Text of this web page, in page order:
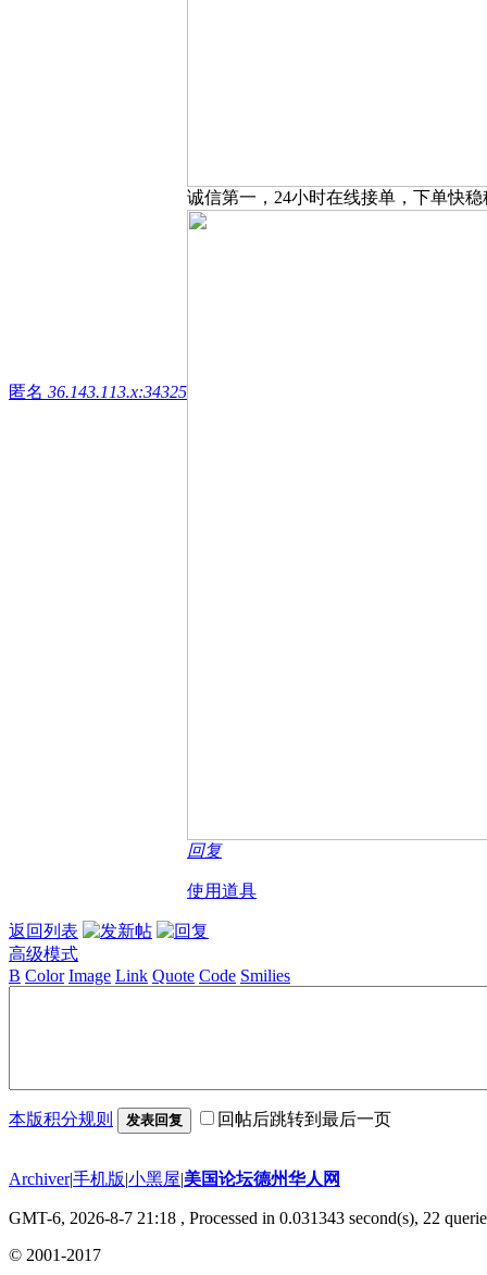
匿名 36.143.113.x:34325
诚信第一，24小时在线接单，下单快
回复
使用道具
返回列表
高级模式
B Color Image Link Quote Code Smilies
本版积分规则 发表回复 回帖后跳转到最后一页
Archiver|手机版|小黑屋|美国论坛德州华人网
GMT-6, 2026-8-7 21:18 , Processed in 0.031343 second(s), 22
© 2001-2017